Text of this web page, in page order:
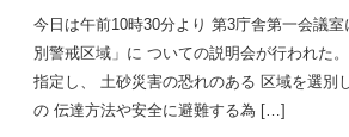
今日は午前10時30分より 第3庁舎第一会議
別警戒区域」に ついての説明会が行われた
指定し、 土砂災害の恐れのある 区域を選別
の 伝達方法や安全に避難する為 […]